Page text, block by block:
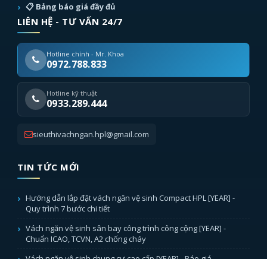
📋 Bảng báo giá đầy đủ
LIÊN HỆ - TƯ VẤN 24/7
Hotline chính - Mr. Khoa
0972.788.833
Hotline kỹ thuật
0933.289.444
sieuthivachngan.hpl@gmail.com
TIN TỨC MỚI
Hướng dẫn lắp đặt vách ngăn vệ sinh Compact HPL [YEAR] -
Quy trình 7 bước chi tiết
Vách ngăn vệ sinh sân bay công trình công cộng [YEAR] -
Chuẩn ICAO, TCVN, A2 chống cháy